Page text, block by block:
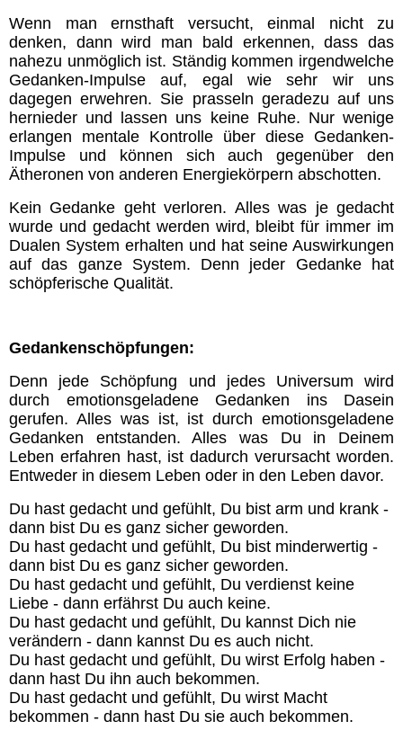
Gefährliche Meditationen
Lebensenergie
Körper
Jesus
Vorbilder
Essener Schriftrollen
Das Gesetz des Einen (RA)
Weisheiten
Impressum & Datenschutz-
Erklärung
Oriano´s Blog
Direkter Kontakt
Mitglieder
Wenn man ernsthaft versucht, einmal nicht zu
denken, dann wird man bald erkennen, dass das
nahezu unmöglich ist. Ständig kommen irgendwelche
Gedanken-Impulse auf, egal wie sehr wir uns
dagegen erwehren. Sie prasseln geradezu auf uns
hernieder und lassen uns keine Ruhe. Nur wenige
erlangen mentale Kontrolle über diese Gedanken-
Impulse und können sich auch gegenüber den
Ätheronen von anderen Energiekörpern abschotten.
Kein Gedanke geht verloren. Alles was je gedacht
wurde und gedacht werden wird, bleibt für immer im
Dualen System erhalten und hat seine Auswirkungen
auf das ganze System. Denn jeder Gedanke hat
schöpferische Qualität.
Gedankenschöpfungen:
Denn jede Schöpfung und jedes Universum wird
durch emotionsgeladene Gedanken ins Dasein
gerufen. Alles was ist, ist durch emotionsgeladene
Gedanken entstanden. Alles was Du in Deinem
Leben erfahren hast, ist dadurch verursacht worden.
Entweder in diesem Leben oder in den Leben davor.
Du hast gedacht und gefühlt, Du bist arm und krank -
dann bist Du es ganz sicher geworden.
Du hast gedacht und gefühlt, Du bist minderwertig -
dann bist Du es ganz sicher geworden.
Du hast gedacht und gefühlt, Du verdienst keine
Liebe - dann erfährst Du auch keine.
Du hast gedacht und gefühlt, Du kannst Dich nie
verändern - dann kannst Du es auch nicht.
Du hast gedacht und gefühlt, Du wirst Erfolg haben -
dann hast Du ihn auch bekommen.
Du hast gedacht und gefühlt, Du wirst Macht
bekommen - dann hast Du sie auch bekommen.